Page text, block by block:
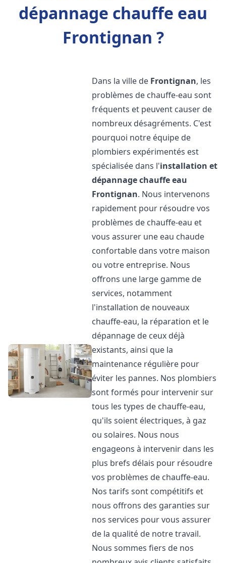
dépannage chauffe eau
Frontignan ?
Dans la ville de Frontignan, les
problèmes de chauffe-eau sont
fréquents et peuvent causer de
nombreux désagréments. C'est
pourquoi notre équipe de
plombiers expérimentés est
spécialisée dans l'installation et
dépannage chauffe eau
Frontignan. Nous intervenons
rapidement pour résoudre vos
problèmes de chauffe-eau et
vous assurer une eau chaude
confortable dans votre maison
ou votre entreprise. Nous
offrons une large gamme de
services, notamment
l'installation de nouveaux
chauffe-eau, la réparation et le
dépannage de ceux déjà
existants, ainsi que la
maintenance régulière pour
éviter les pannes. Nos plombiers
sont formés pour intervenir sur
tous les types de chauffe-eau,
qu'ils soient électriques, à gaz
ou solaires. Nous nous
engageons à intervenir dans les
plus brefs délais pour résoudre
vos problèmes de chauffe-eau.
Nos tarifs sont compétitifs et
nous offrons des garanties sur
nos services pour vous assurer
de la qualité de notre travail.
Nous sommes fiers de nos